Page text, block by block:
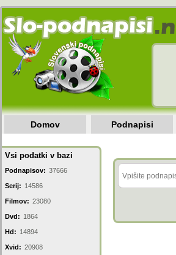
Domov Podnapisi
Vsi podatki v bazi
Podnapisov: 37666
Serij: 14586
Filmov: 23080
Dvd: 1864
Hd: 14894
Xvid: 20908